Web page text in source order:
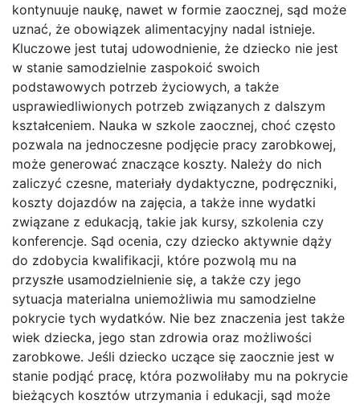
kontynuuje naukę, nawet w formie zaocznej, sąd może
uznać, że obowiązek alimentacyjny nadal istnieje.
Kluczowe jest tutaj udowodnienie, że dziecko nie jest
w stanie samodzielnie zaspokoić swoich
podstawowych potrzeb życiowych, a także
usprawiedliwionych potrzeb związanych z dalszym
kształceniem. Nauka w szkole zaocznej, choć często
pozwala na jednoczesne podjęcie pracy zarobkowej,
może generować znaczące koszty. Należy do nich
zaliczyć czesne, materiały dydaktyczne, podręczniki,
koszty dojazdów na zajęcia, a także inne wydatki
związane z edukacją, takie jak kursy, szkolenia czy
konferencje. Sąd ocenia, czy dziecko aktywnie dąży
do zdobycia kwalifikacji, które pozwolą mu na
przyszłe usamodzielnienie się, a także czy jego
sytuacja materialna uniemożliwia mu samodzielne
pokrycie tych wydatków. Nie bez znaczenia jest także
wiek dziecka, jego stan zdrowia oraz możliwości
zarobkowe. Jeśli dziecko uczące się zaocznie jest w
stanie podjąć pracę, która pozwoliłaby mu na pokrycie
bieżących kosztów utrzymania i edukacji, sąd może